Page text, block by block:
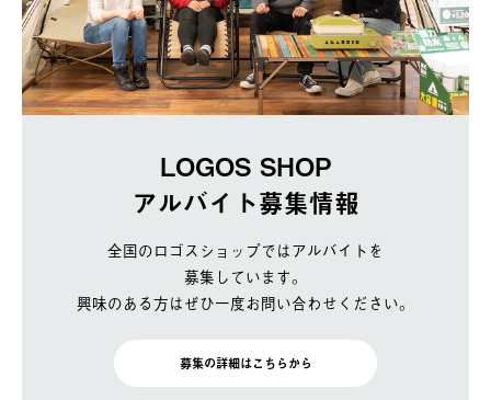
LOGOS SHOP
アルバイト募集情報
全国のロゴスショップではアルバイトを
募集しています。
興味のある方はぜひ一度お問い合わせください。
募集の詳細はこちらから